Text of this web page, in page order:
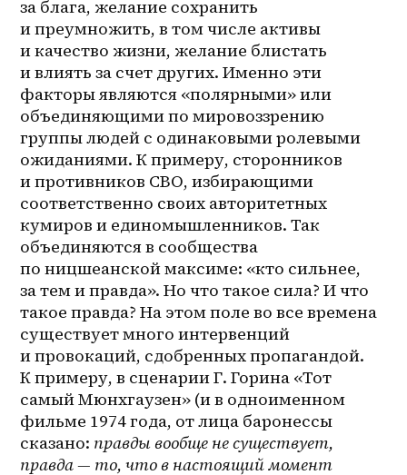
за блага, желание сохранить
и преумножить, в том числе активы
и качество жизни, желание блистать
и влиять за счет других. Именно эти
факторы являются «полярными» или
объединяющими по мировоззрению
группы людей с одинаковыми ролевыми
ожиданиями. К примеру, сторонников
и противников СВО, избирающими
соответственно своих авторитетных
кумиров и единомышленников. Так
объединяются в сообщества
по ницшеанской максиме: «кто сильнее,
за тем и правда». Но что такое сила? И что
такое правда? На этом поле во все времена
существует много интервенций
и провокаций, сдобренных пропагандой.
К примеру, в сценарии Г. Горина «Тот
самый Мюнхгаузен» (и в одноименном
фильме 1974 года, от лица баронессы
сказано: правды вообще не существует,
правда — то, что в настоящий момент